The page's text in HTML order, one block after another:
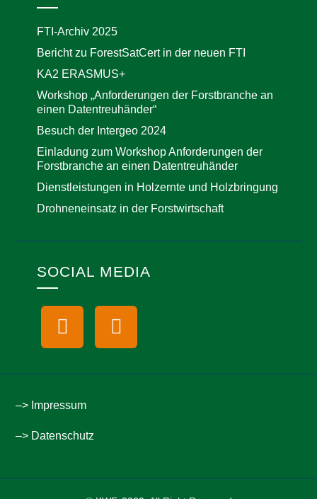
FTI-Archiv 2025
Bericht zu ForestSatCert in der neuen FTI
KA2 ERASMUS+
Workshop „Anforderungen der Forstbranche an
einen Datentreuhänder“
Besuch der Intergeo 2024
Einladung zum Workshop Anforderungen der
Forstbranche an einen Datentreuhänder
Dienstleistungen in Holzernte und Holzbringung
Drohneneinsatz in der Forstwirtschaft
SOCIAL MEDIA
–> Impressum
–> Datenschutz